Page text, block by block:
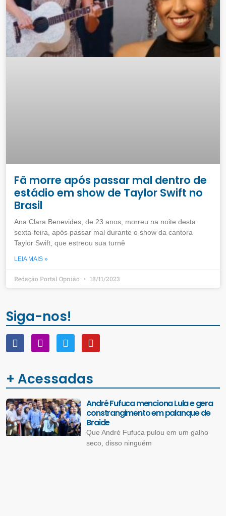
Fã morre após passar mal dentro de
estádio em show de Taylor Swift no
Brasil
Ana Clara Benevides, de 23 anos, morreu na noite desta
sexta-feira, após passar mal durante o show da cantora
Taylor Swift, que estreou sua turnê
LEIA MAIS »
Redação Portal Opnião 18/11/2023
Siga-nos!
+ Acessadas
André Fufuca menciona Lula e gera
constrangimento em palanque de
Braide
Que André Fufuca pulou em um galho
seco, disso ninguém